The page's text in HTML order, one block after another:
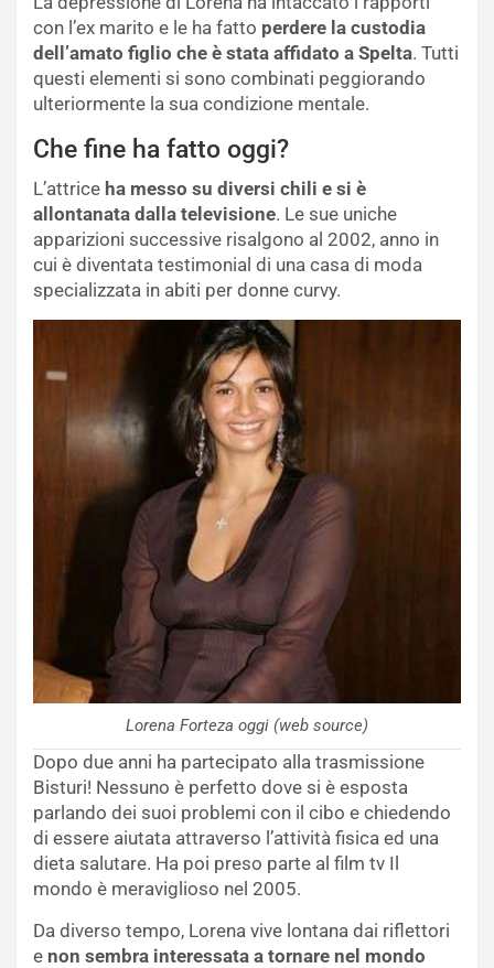
con l’ex marito e le ha fatto perdere la custodia
dell’amato figlio che è stata affidato a Spelta. Tutti
questi elementi si sono combinati peggiorando
ulteriormente la sua condizione mentale.
Che fine ha fatto oggi?
L’attrice ha messo su diversi chili e si è
allontanata dalla televisione. Le sue uniche
apparizioni successive risalgono al 2002, anno in
cui è diventata testimonial di una casa di moda
specializzata in abiti per donne curvy.
Lorena Forteza oggi (web source)
Dopo due anni ha partecipato alla trasmissione
Bisturi! Nessuno è perfetto dove si è esposta
parlando dei suoi problemi con il cibo e chiedendo
di essere aiutata attraverso l’attività fisica ed una
dieta salutare. Ha poi preso parte al film tv Il
mondo è meraviglioso nel 2005.
Da diverso tempo, Lorena vive lontana dai riflettori
e non sembra interessata a tornare nel mondo